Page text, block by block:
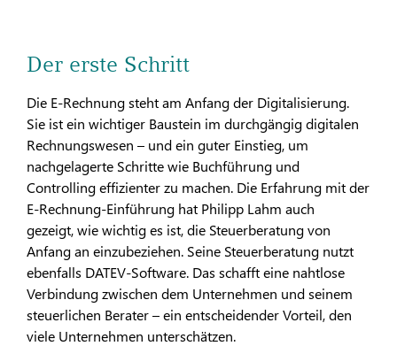
Der erste Schritt
Die E-Rechnung steht am Anfang der Digitalisierung.
Sie ist ein wichtiger Baustein im durchgängig digitalen
Rechnungswesen – und ein guter Einstieg, um
nachgelagerte Schritte wie Buchführung und
Controlling effizienter zu machen. Die Erfahrung mit der
E-Rechnung-Einführung hat Philipp Lahm auch
gezeigt, wie wichtig es ist, die Steuerberatung von
Anfang an einzubeziehen. Seine Steuerberatung nutzt
ebenfalls DATEV-Software. Das schafft eine nahtlose
Verbindung zwischen dem Unternehmen und seinem
steuerlichen Berater – ein entscheidender Vorteil, den
viele Unternehmen unterschätzen.